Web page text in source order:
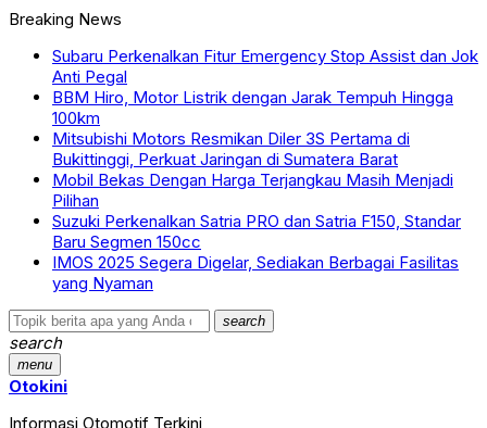
Breaking News
Subaru Perkenalkan Fitur Emergency Stop Assist dan Jok
Anti Pegal
BBM Hiro, Motor Listrik dengan Jarak Tempuh Hingga
100km
Mitsubishi Motors Resmikan Diler 3S Pertama di
Bukittinggi, Perkuat Jaringan di Sumatera Barat
Mobil Bekas Dengan Harga Terjangkau Masih Menjadi
Pilihan
Suzuki Perkenalkan Satria PRO dan Satria F150, Standar
Baru Segmen 150cc
IMOS 2025 Segera Digelar, Sediakan Berbagai Fasilitas
yang Nyaman
search
search
menu
Otokini
Informasi Otomotif Terkini